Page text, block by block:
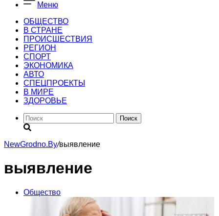
Меню
ОБЩЕСТВО
В СТРАНЕ
ПРОИСШЕСТВИЯ
РЕГИОН
CПОРТ
ЭКОНОМИКА
АВТО
СПЕЦПРОЕКТЫ
В МИРЕ
ЗДОРОВЬЕ
Поиск
NewGrodno.By/выявление
выявление
Общество